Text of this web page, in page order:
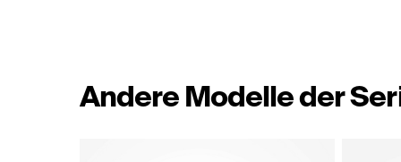
Andere Modelle der